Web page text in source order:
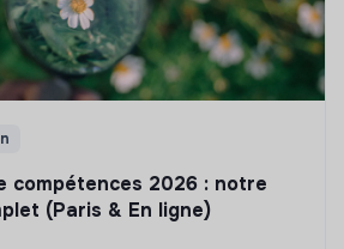
compétences 2026 : notre
(Paris & En ligne)